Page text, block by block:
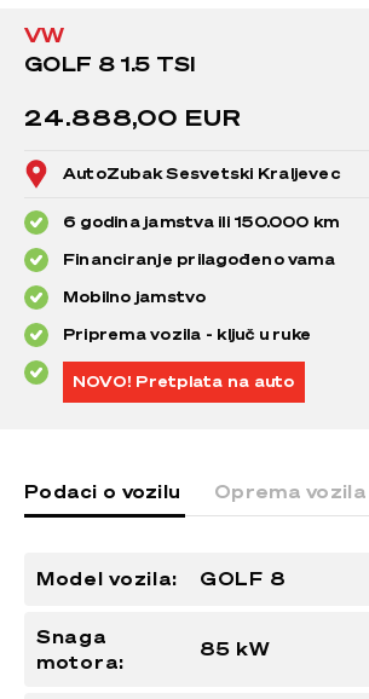
VW
GOLF 8 1.5 TSI
24.888,00 EUR
AutoZubak Sesvetski Kraljevec
6 godina jamstva ili 150.000 km
Financiranje prilagođeno vama
Mobilno jamstvo
Priprema vozila - ključ u ruke
NOVO! Pretplata na auto
Podaci o vozilu Oprema vozila
Model vozila: GOLF 8
Snaga
motora:
85 kW